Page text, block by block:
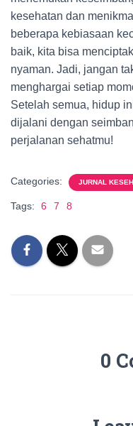
kesehatan dan
beberapa kebiasaan
baik, kita bisa
nyaman. Jadi, jangan
menghargai setiap
Setelah semua, hidup
dijalani dengan
perjalanan sehatmu!
Categories: JURNAL
Tags: 6 7 8
0